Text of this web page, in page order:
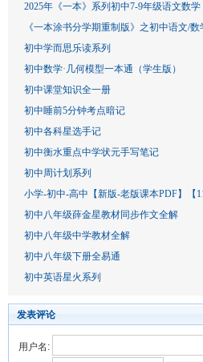
2025年《一本》系列初中7-9年级语文数学
《一本涂书分学期重制版》之初中语文/
初中学而思乐读系列
初中数学·几何模型一本通（学生版）
初中课堂知识全一册
初中睡前5分钟考点暗记
初中各科星选手记
初中衡水重点中学状元手写笔记
初中周计划系列
小学-初中-高中【新版-老版课本PDF】【
初中八年级薛金星教材同步作文全解
初中八年级中学教材全解
初中八年级下册全易通
初中英语星火系列
发表评论
用户名: